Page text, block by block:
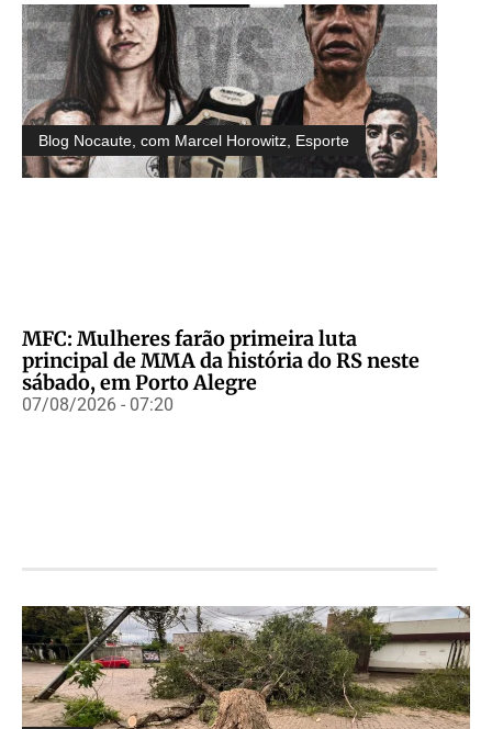
Blog Nocaute, com Marcel Horowitz Esporte
MFC: Mulheres farão primeira luta
principal de MMA da história do RS neste
sábado, em Porto Alegre
07/08/2026 - 07:20